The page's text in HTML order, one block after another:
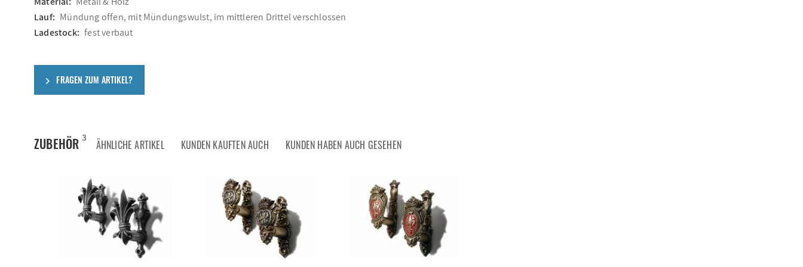
Lauf: Mündung offen, mit Mündungswulst, im mittleren Drittel verschlossen
Ladestock: fest verbaut
FRAGEN ZUM ARTIKEL?
ZUBEHÖR 3
ÄHNLICHE ARTIKEL KUNDEN KAUFTEN AUCH KUNDEN HABEN AUCH GESEHEN